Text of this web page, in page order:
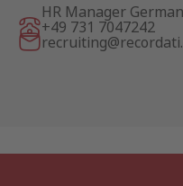
HR Manager
+49 731 7047242